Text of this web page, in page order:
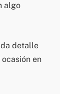
algo
detalle
en